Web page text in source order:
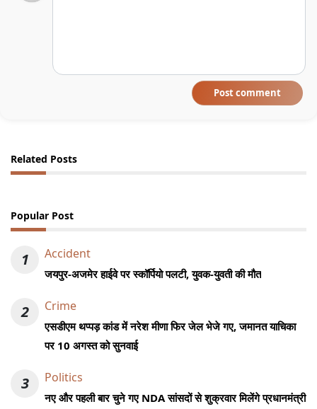
Post comment
Related Posts
Popular Post
1 Accident
जयपुर-अजमेर हाईवे पर स्कॉर्पियो पलटी, युवक-युवती की मौत
2 Crime
एसडीएम थप्पड़ कांड में नरेश मीणा फिर जेल भेजे गए, जमानत याचिका
पर 10 अगस्त को सुनवाई
3 Politics
नए और पहली बार चुने गए NDA सांसदों से शुक्रवार मिलेंगे प्रधानमंत्री